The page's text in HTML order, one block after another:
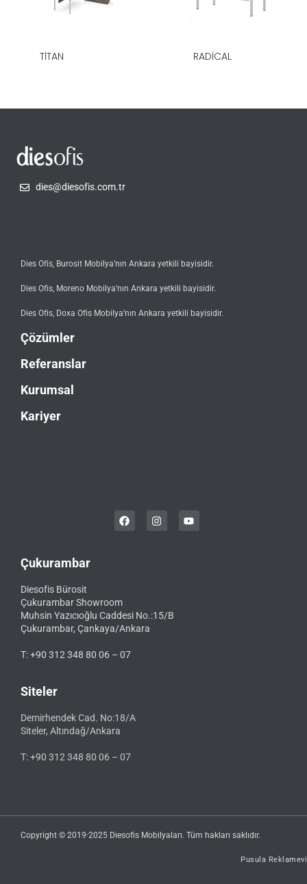
TİTAN RADİCAL
dies@diesofis.com.tr
Dies Ofis, Burosit Mobilya’nın Ankara yetkili bayisidir.
Dies Ofis, Moreno Mobilya’nın Ankara yetkili bayisidir.
Dies Ofis, Doxa Ofis Mobilya’nın Ankara yetkili bayisidir.
Çözümler
Referanslar
Kurumsal
Kariyer
Çukurambar
Diesofis Bürosit
Çukurambar Showroom
Muhsin Yazıcıoğlu Caddesi No.:15/B
Çukurambar, Çankaya/Ankara
T: +90 312 348 80 06 – 07
Siteler
Demirhendek Cad. No:18/A
Siteler, Altındağ/Ankara
T: +90 312 348 80 06 – 07
Copyright © 2019·2025 Diesofis Mobilyaları. Tüm hakları saklıdır.
Pusula Reklamevi